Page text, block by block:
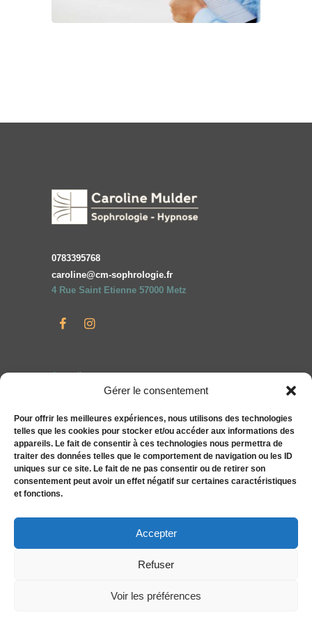
Gérer le consentement
Pour offrir les meilleures expériences, nous utilisons des technologies
telles que les cookies pour stocker et/ou accéder aux informations des
appareils. Le fait de consentir à ces technologies nous permettra de
traiter des données telles que le comportement de navigation ou les ID
uniques sur ce site. Le fait de ne pas consentir ou de retirer son
consentement peut avoir un effet négatif sur certaines caractéristiques
et fonctions.
Accepter
Refuser
Voir les préférences
0783395768
caroline@cm-sophrologie.fr
4 Rue Saint Etienne 57000 Metz
Accueil
Entreprises
Compléments alimentaires bien-être S&You
Actualités
Tarifs
Contact